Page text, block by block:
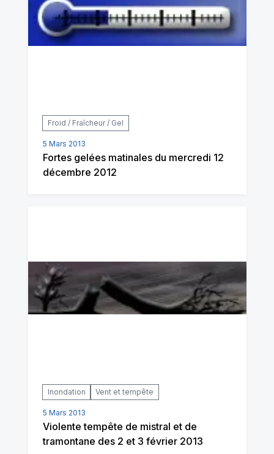
Froid / Fraîcheur / Gel
5 Mars 2013
Fortes gelées matinales du mercredi 12
décembre 2012
Inondation Vent et tempête
5 Mars 2013
Violente tempête de mistral et de
tramontane des 2 et 3 février 2013